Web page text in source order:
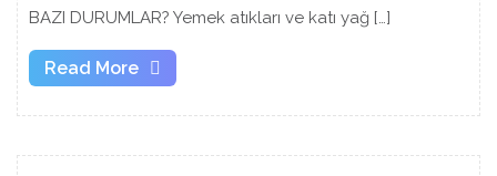
BAZI DURUMLAR? Yemek atıkları ve katı yağ […]
Read More